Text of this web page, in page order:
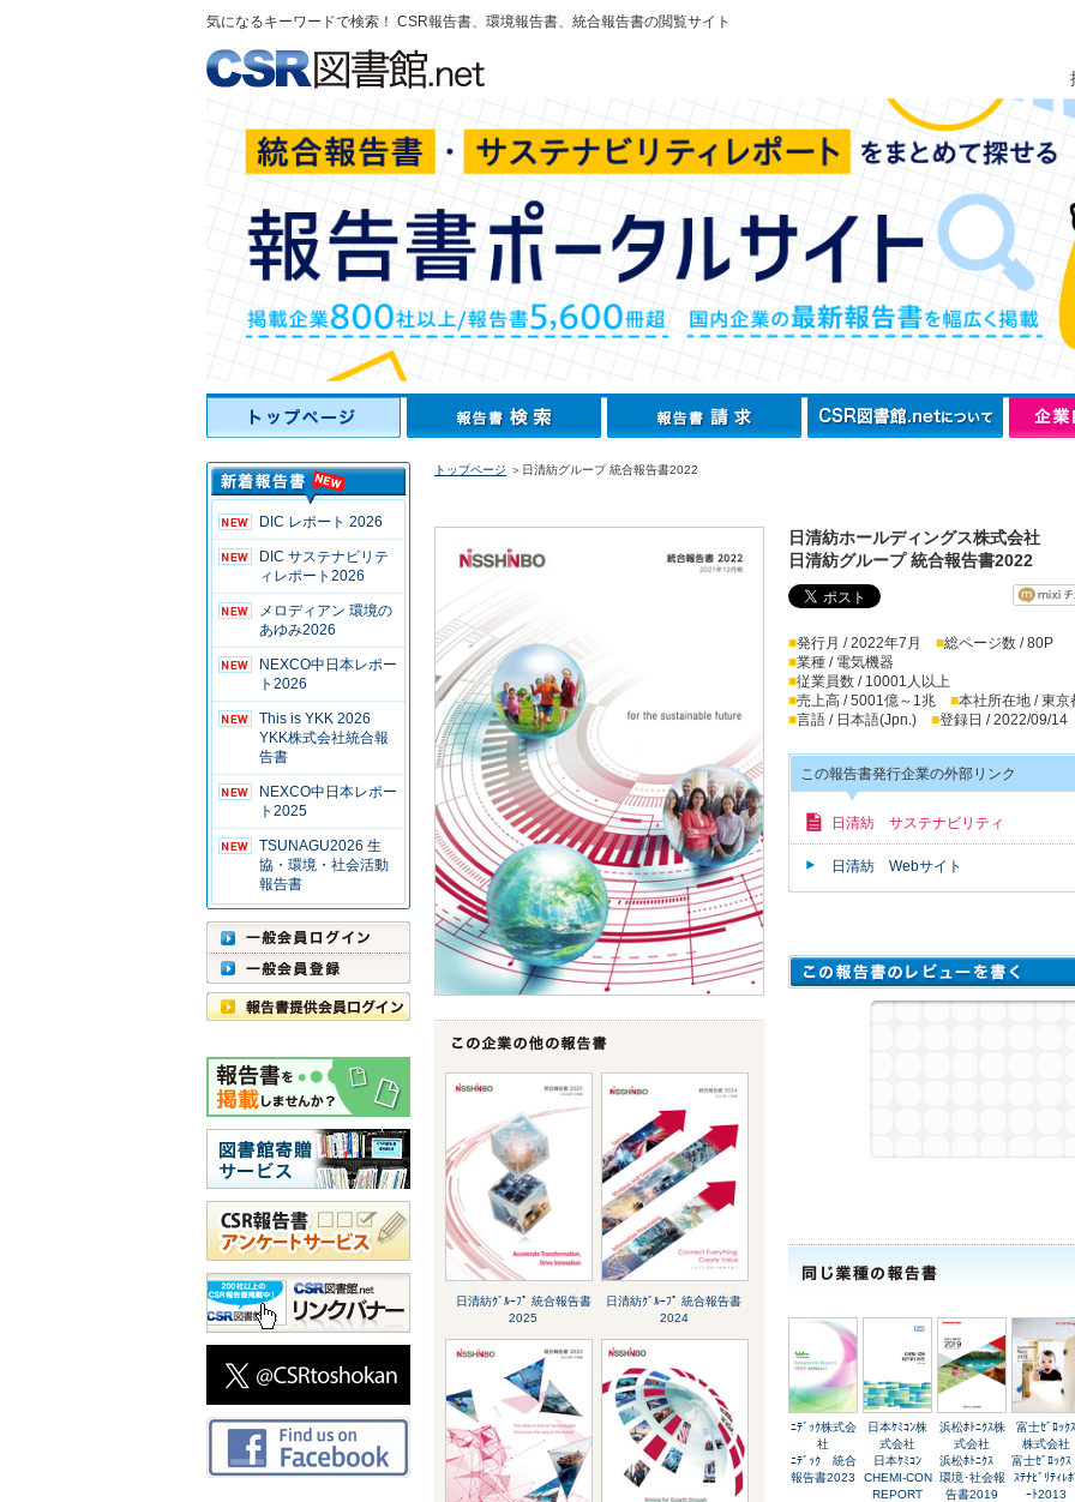
気になるキーワードで検索！ CSR報告書、環境報告書、統合報告書の閲覧サイト
DIC レポート 2026
DIC サステナビリテ
ィレポート2026
メロディアン 環境の
あゆみ2026
NEXCO中日本レポー
ト2026
This is YKK 2026
YKK株式会社統合報
告書
NEXCO中日本レポー
ト2025
TSUNAGU2026 生
協・環境・社会活動
報告書
トップページ ＞日清紡グループ 統合報告書2022
日清紡ｸﾞﾙｰﾌﾟ 統合報告書
2025
日清紡ｸﾞﾙｰﾌﾟ 統合報告書
2024
日清紡ホールディングス株式会社
日清紡グループ 統合報告書2022
■発行月 / 2022年7月 ■総ページ数 / 80P
■業種 / 電気機器
■従業員数 / 10001人以上
■売上高 / 5001億～1兆 ■本社所在地 / 東京
■言語 / 日本語(Jpn.) ■登録日 / 2022/09/14
この報告書発行企業の外部リンク
日清紡 サステナビリティ
日清紡 Webサイト
ﾆﾃﾞｯｸ株式会
社
ﾆﾃﾞｯｸ 統合
報告書2023
日本ｹﾐｺﾝ株
式会社
日本ｹﾐｺﾝ
CHEMI-CON
REPORT
浜松ﾎﾄﾆｸｽ株
式会社
浜松ﾎﾄﾆｸｽ
環境･社会報
告書2019
富士ｾﾞﾛｯｸｽ
株式会社
富士ｾﾞﾛｯｸｽ
ｽﾃﾅﾋﾞﾘﾃｨﾚﾎ
ｰﾄ2013